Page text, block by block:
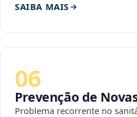
SAIBA MAIS
06
Prevenção de
Problema recorrente no